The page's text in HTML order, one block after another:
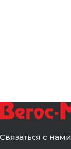
Связаться с нами